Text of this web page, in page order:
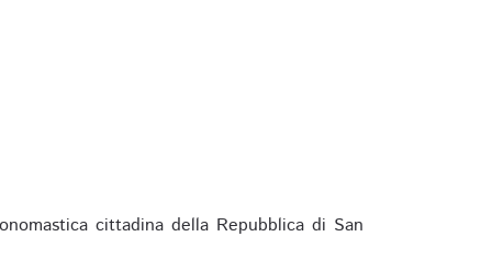
cittadina della Repubblica di San